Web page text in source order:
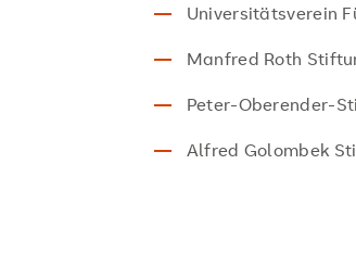
Universitätsverein
Manfred Roth
Peter-Oberender-
Alfred Golombek